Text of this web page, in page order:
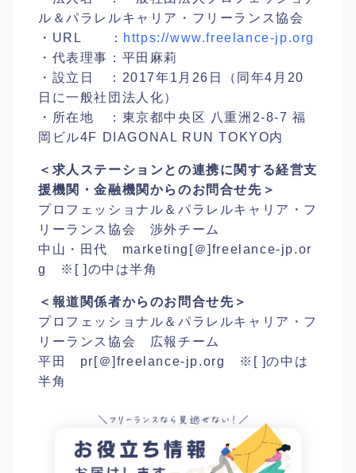
ル＆パラレルキャリア・フリーランス協会
・URL ： https://www.freelance-jp.org
・代表理事：平田麻莉
・設立日 ：2017年1月26日（同年4月20
日に一般社団法人化）
・所在地 ：東京都中央区 八重洲2-8-7 福
岡ビル4F DIAGONAL RUN TOKYO内
＜求人ステーションとの連携に関する経営支
援機関・金融機関からのお問合せ先＞
プロフェッショナル＆パラレルキャリア・フ
リーランス協会 渉外チーム
中山・田代 marketing[＠]freelance-jp.or
g ※[ ]の中は半角
＜報道関係者からのお問合せ先＞
プロフェッショナル＆パラレルキャリア・フ
リーランス協会 広報チーム
平田 pr[＠]freelance-jp.org ※[ ]の中は
半角